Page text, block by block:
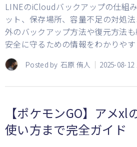
LINEのiCloudバックアップの仕組
ット、保存場所、容量不足の対処
外のバックアップ方法や復元方法
安全に守るための情報をわかりやす
Posted by 石原 侑人 2025-08-12
【ポケモンGO】アメxl
使い方まで完全ガイド